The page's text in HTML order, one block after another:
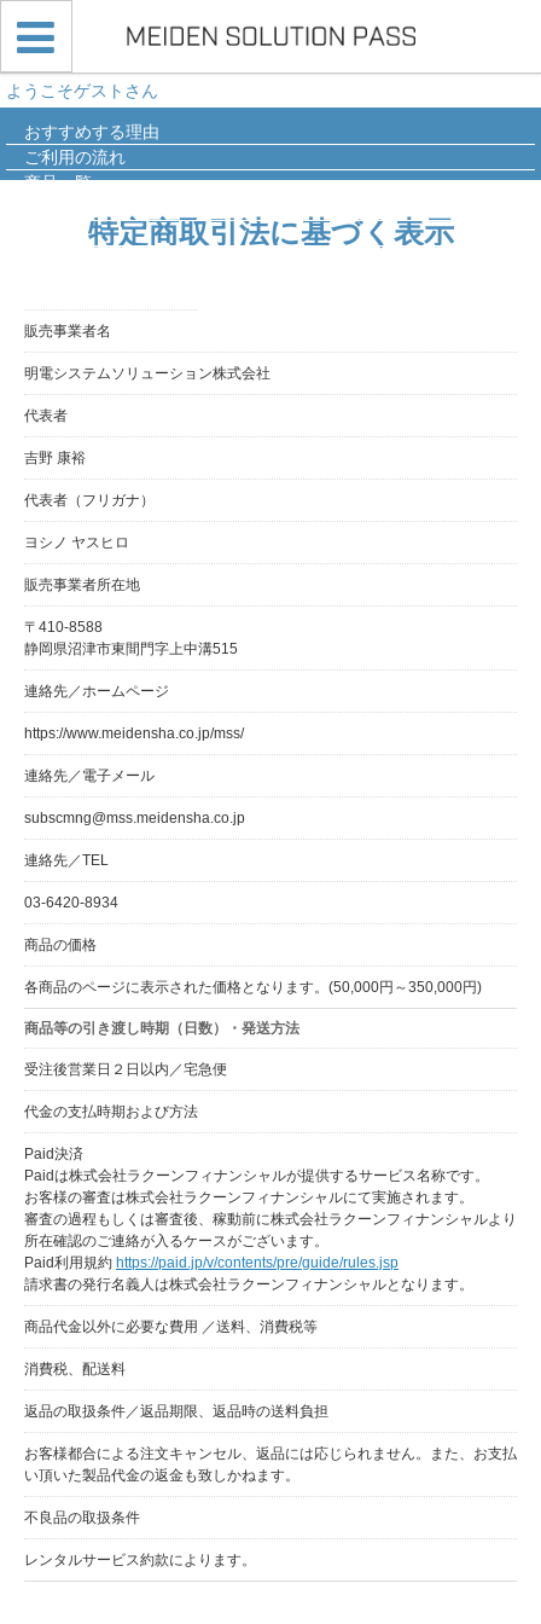
ようこそゲストさん
おすすめする理由
ご利用の流れ
商品一覧
特定商取引法に基づく表示
販売事業者名
明電システムソリューション株式会社
代表者
吉野 康裕
代表者（フリガナ）
ヨシノ ヤスヒロ
販売事業者所在地
〒410-8588
静岡県沼津市東間門字上中溝515
連絡先／ホームページ
https://www.meidensha.co.jp/mss/
連絡先／電子メール
subscmng@mss.meidensha.co.jp
連絡先／TEL
03-6420-8934
商品の価格
各商品のページに表示された価格となります。(50,000円～350,000円)
商品等の引き渡し時期（日数）・発送方法
受注後営業日２日以内／宅急便
代金の支払時期および方法
Paid決済
Paidは株式会社ラクーンフィナンシャルが提供するサービス名称です。
お客様の審査は株式会社ラクーンフィナンシャルにて実施されます。
審査の過程もしくは審査後、稼動前に株式会社ラクーンフィナンシャルより
所在確認のご連絡が入るケースがございます。
Paid利用規約 https://paid.jp/v/contents/pre/guide/rules.jsp
請求書の発行名義人は株式会社ラクーンフィナンシャルとなります。
商品代金以外に必要な費用 ／送料、消費税等
消費税、配送料
返品の取扱条件／返品期限、返品時の送料負担
お客様都合による注文キャンセル、返品には応じられません。また、お支払
い頂いた製品代金の返金も致しかねます。
不良品の取扱条件
レンタルサービス約款によります。